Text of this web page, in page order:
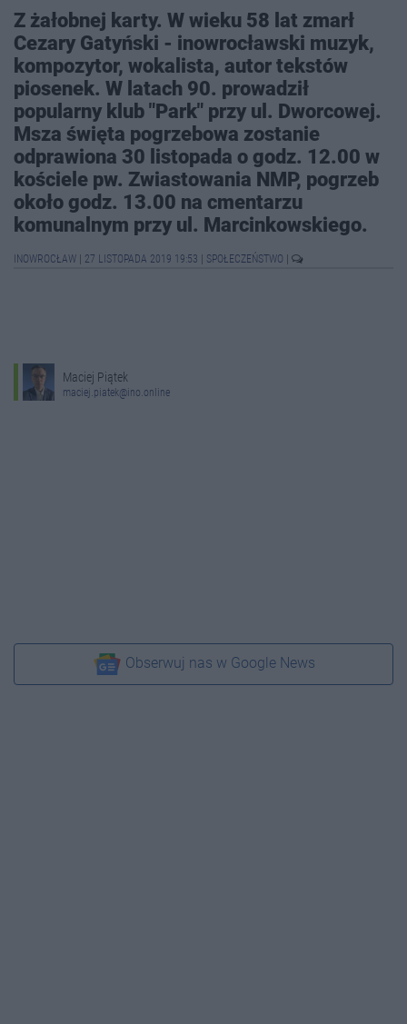
Z żałobnej karty. W wieku 58 lat zmarł
Cezary Gatyński - inowrocławski muzyk,
kompozytor, wokalista, autor tekstów
piosenek. W latach 90. prowadził
popularny klub "Park" przy ul. Dworcowej.
Msza święta pogrzebowa zostanie
odprawiona 30 listopada o godz. 12.00 w
kościele pw. Zwiastowania NMP, pogrzeb
około godz. 13.00 na cmentarzu
komunalnym przy ul. Marcinkowskiego.
INOWROCŁAW 27 LISTOPADA 2019 19:53 SPOŁECZEŃSTWO
Maciej Piątek
maciej.piatek@ino.online
Obserwuj nas w Google News